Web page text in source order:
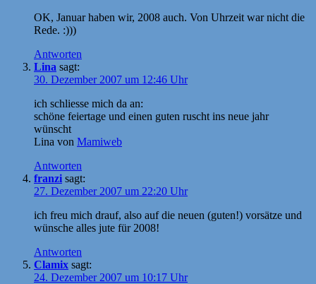
OK, Januar haben wir, 2008 auch. Von Uhrzeit war nicht die
Rede. :)))
Antworten
Lina sagt:
30. Dezember 2007 um 12:46 Uhr
ich schliesse mich da an:
schöne feiertage und einen guten ruscht ins neue jahr
wünscht
Lina von Mamiweb
Antworten
franzi sagt:
27. Dezember 2007 um 22:20 Uhr
ich freu mich drauf, also auf die neuen (guten!) vorsätze und
wünsche alles jute für 2008!
Antworten
Clamix sagt:
24. Dezember 2007 um 10:17 Uhr